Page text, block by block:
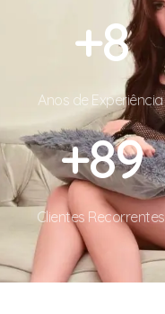
Anos de Experiência
+8
Clientes Recorrentes
+90